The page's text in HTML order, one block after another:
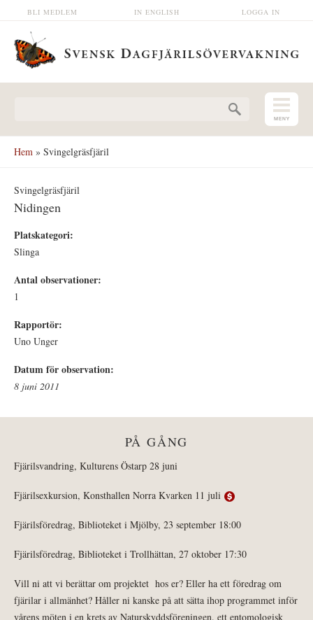
Hoppa till huvudinnehåll LOGGA IN
IN ENGLISH
BLI MEDLEM
Hem » Svingelgräsfjäril
Svingelgräsfjäril
Nidingen
Platskategori:
Slinga
Antal observationer:
1
Rapportör:
Uno Unger
Datum för observation:
8 juni 2011
PÅ GÅNG
Fjärilsvandring, Kulturens Östarp 28 juni
Fjärilsexkursion, Konsthallen Norra Kvarken 11 juli
Fjärilsföredrag, Biblioteket i Mjölby, 23 september 18:00
Fjärilsföredrag, Biblioteket i Trollhättan, 27 oktober 17:30
Vill ni att vi berättar om projektet hos er? Eller ha ett föredrag om
fjärilar i allmänhet? Håller ni kanske på att sätta ihop programmet inför
vårens möten i en krets av Naturskyddsföreningen, ett entomologisk